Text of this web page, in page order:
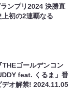
ンプリ2024 決勝直
初の2連覇なる
ゴールデンコン
feat. くるま」番
デオ解禁!2024.11.05